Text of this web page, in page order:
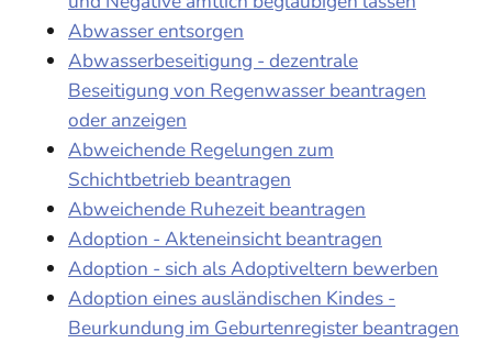
Abwasser entsorgen
Abwasserbeseitigung - dezentrale
Beseitigung von Regenwasser beantragen
oder anzeigen
Abweichende Regelungen zum
Schichtbetrieb beantragen
Abweichende Ruhezeit beantragen
Adoption - Akteneinsicht beantragen
Adoption - sich als Adoptiveltern bewerben
Adoption eines ausländischen Kindes -
Beurkundung im Geburtenregister beantragen